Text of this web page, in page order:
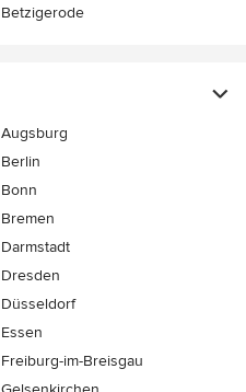
Betzigerode
Augsburg
Berlin
Bonn
Bremen
Darmstadt
Dresden
Düsseldorf
Essen
Freiburg-im-Breisgau